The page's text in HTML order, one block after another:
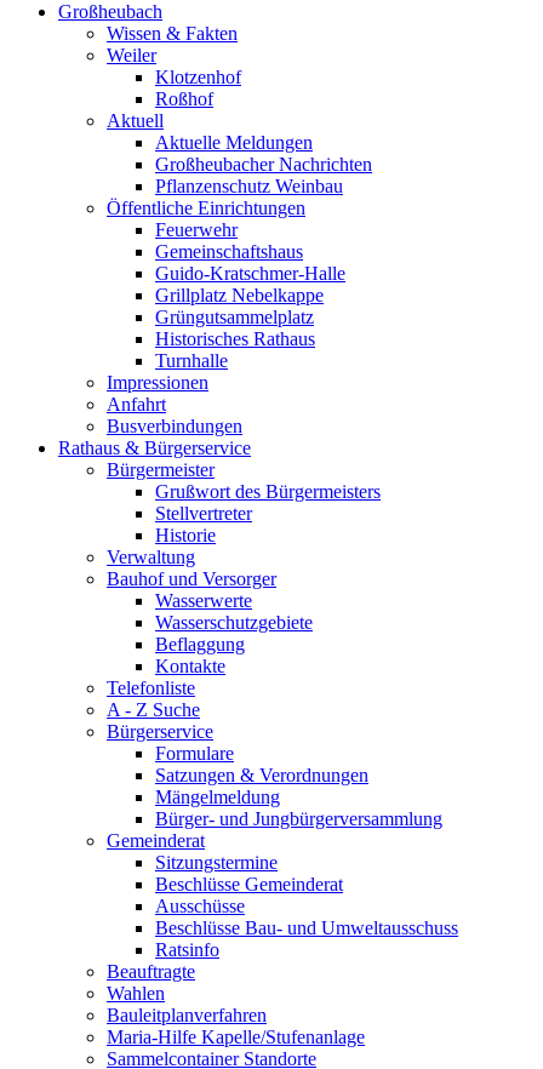
Großheubach
Wissen & Fakten
Weiler
Klotzenhof
Roßhof
Aktuell
Aktuelle Meldungen
Großheubacher Nachrichten
Pflanzenschutz Weinbau
Öffentliche Einrichtungen
Feuerwehr
Gemeinschaftshaus
Guido-Kratschmer-Halle
Grillplatz Nebelkappe
Grüngutsammelplatz
Historisches Rathaus
Turnhalle
Impressionen
Anfahrt
Busverbindungen
Rathaus & Bürgerservice
Bürgermeister
Grußwort des Bürgermeisters
Stellvertreter
Historie
Verwaltung
Bauhof und Versorger
Wasserwerte
Wasserschutzgebiete
Beflaggung
Kontakte
Telefonliste
A - Z Suche
Bürgerservice
Formulare
Satzungen & Verordnungen
Mängelmeldung
Bürger- und Jungbürgerversammlung
Gemeinderat
Sitzungstermine
Beschlüsse Gemeinderat
Ausschüsse
Beschlüsse Bau- und Umweltausschuss
Ratsinfo
Beauftragte
Wahlen
Bauleitplanverfahren
Maria-Hilfe Kapelle/Stufenanlage
Sammelcontainer Standorte